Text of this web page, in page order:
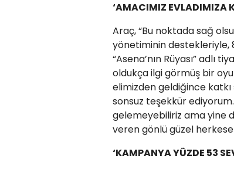
‘AMACIMIZ EVLADIMIZA
Araç, “Bu noktada sağ
yönetiminin destekleriyle,
“Asena’nın Rüyası”
oldukça ilgi görmüş bir
elimizden geldiğince
sonsuz teşekkür
gelemeyebiliriz ama yine
veren gönlü güzel
‘KAMPANYA YÜZDE 53